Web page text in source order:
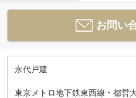
お問い
永代戸建
東京メトロ地下鉄東西線・都営